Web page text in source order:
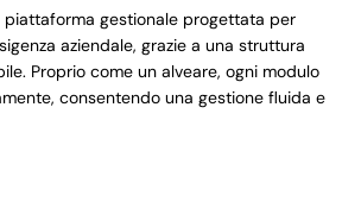
gestionale progettata per
aziendale, grazie a una struttura
Proprio come un alveare, ogni modulo
consentendo una gestione fluida e